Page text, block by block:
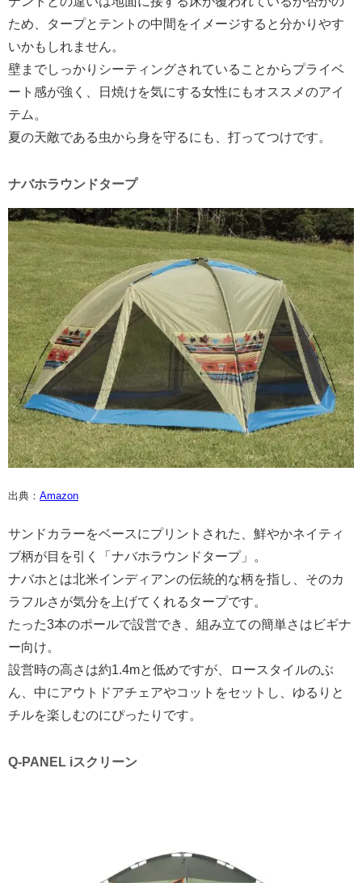
ため、タープとテントの中間をイメージすると分かりやす
いかもしれません。
壁までしっかりシーティングされていることからプライベ
ート感が強く、日焼けを気にする女性にもオススメのアイ
テム。
夏の天敵である虫から身を守るにも、打ってつけです。
ナバホラウンドタープ
出典： Amazon
サンドカラーをベースにプリントされた、鮮やかネイティ
ブ柄が目を引く「ナバホラウンドタープ」。
ナバホとは北米インディアンの伝統的な柄を指し、そのカ
ラフルさが気分を上げてくれるタープです。
たった3本のポールで設営でき、組み立ての簡単さはビギナ
ー向け。
設営時の高さは約1.4mと低めですが、ロースタイルのぶ
ん、中にアウトドアチェアやコットをセットし、ゆるりと
チルを楽しむのにぴったりです。
Q-PANEL iスクリーン